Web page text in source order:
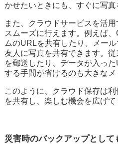
かせたいときにも、すぐに写真
また、クラウドサービスを活
スムーズに行えます。例えば
ムのURLを共有したり、メー
友人に写真を共有できます。
を郵送したり、データが入っ
する手間が省けるのも大きなメ
このように、クラウド保存は
を共有し、楽しむ機会を広げて
災害時のバックアップとし